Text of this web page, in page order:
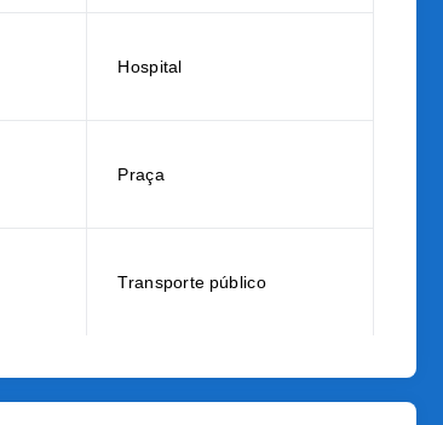
Hospital
Praça
Transporte público